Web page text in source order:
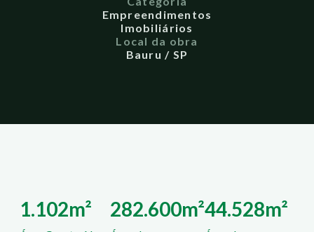
Empreendimentos
Imobiliários
Local da obra
Bauru / SP
1.102m² 282.600m²44.528m²